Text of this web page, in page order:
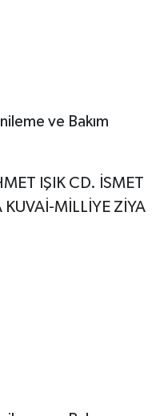
ve Bakım
IŞIK CD. İSMET
KUVAİ-MİLLİYE ZİYA